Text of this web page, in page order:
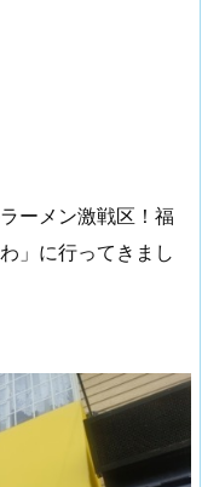
ーメン激戦区！福
」に行ってきまし